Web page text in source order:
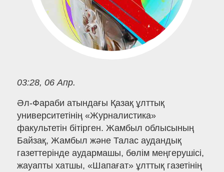
03:28, 06 Апр.
Әл-Фараби атындағы Қазақ ұлттық
университетінің «Журналистика»
факультетін бітірген. Жамбыл облысының
Байзақ, Жамбыл және Талас аудандық
газеттерінде аудармашы, бөлім меңгерушісі,
жауапты хатшы, «Шапағат» ұлттық газетінің